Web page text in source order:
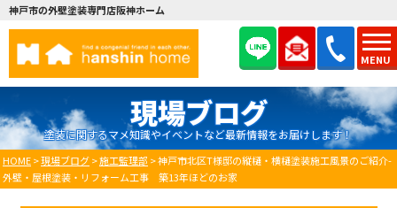
MENU
神戸市の外壁塗装専門店阪神ホーム
現場ブログ
塗装に関するマメ知識やイベントなど最新情報をお届けします！
HOME>現場ブログ>施工監理部 >神戸市北区T様邸の縦樋・横樋塗装施工風景のご紹介-
外壁・屋根塗装・リフォーム工事 築13年ほどのお家